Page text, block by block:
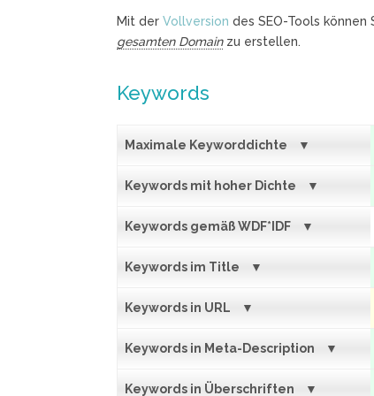
Mit der Vollversion des SEO-Tools können
gesamten Domainzu erstellen.
Keywords
Maximale Keyworddichte
Keywords mit hoher Dichte
Keywords gemäß WDF*IDF
Keywords im Title
Keywords in URL
Keywords in Meta-Description
Keywords in Überschriften